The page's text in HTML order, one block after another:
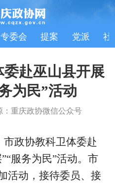
专委会 提案 党派 社
赴巫山县开展
为民”活动
：重庆政协微信公众号
市政协教科卫体委赴
服务为民”活动。市
活动，接待委员、接